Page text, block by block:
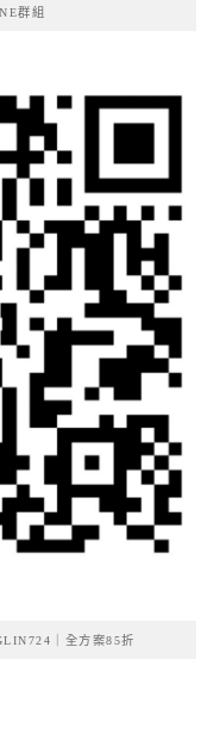
群組
｜全方案85折